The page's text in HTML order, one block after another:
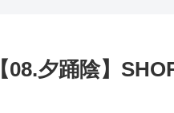
【08.夕踊陰】